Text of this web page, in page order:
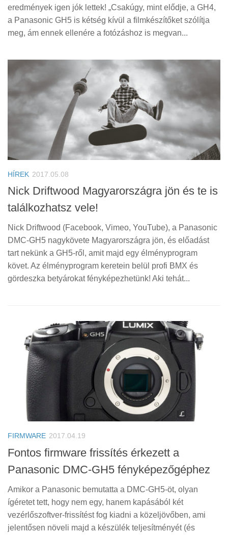
eredmények igen jók lettek! „Csakúgy, mint elődje, a GH4,
a Panasonic GH5 is kétség kívül a filmkészítőket szólítja
meg, ám ennek ellenére a fotózáshoz is megvan...
HÍREK 2017.05.08
Nick Driftwood Magyarországra jön és te is
találkozhatsz vele!
Nick Driftwood (Facebook, Vimeo, YouTube), a Panasonic
DMC-GH5 nagykövete Magyarországra jön, és előadást
tart nekünk a GH5-ről, amit majd egy élményprogram
követ. Az élményprogram keretein belül profi BMX és
gördeszka betyárokat fényképezhetünk! Aki tehát...
FIRMWARE 2017.04.19
Fontos firmware frissítés érkezett a
Panasonic DMC-GH5 fényképezőgéphez
Amikor a Panasonic bemutatta a DMC-GH5-öt, olyan
ígéretet tett, hogy nem egy, hanem kapásából két
vezérlőszoftver-frissítést fog kiadni a közeljövőben, ami
jelentősen növeli majd a készülék teljesítményét (és